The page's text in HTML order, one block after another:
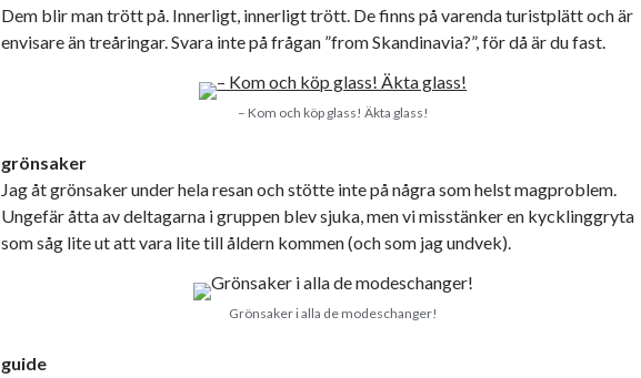
Dem blir man trött på. Innerligt, innerligt trött. De finns på varenda turistplätt och är
envisare än treåringar. Svara inte på frågan ”from Skandinavia?”, för då är du fast.
– Kom och köp glass! Äkta glass!
grönsaker
Jag åt grönsaker under hela resan och stötte inte på några som helst magproblem.
Ungefär åtta av deltagarna i gruppen blev sjuka, men vi misstänker en kycklinggryta
som såg lite ut att vara lite till åldern kommen (och som jag undvek).
Grönsaker i alla de modeschanger!
guide